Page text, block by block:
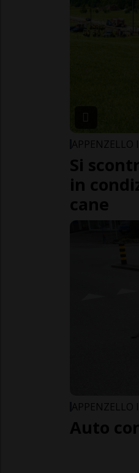
APPENZELLO
Si
in
cane
APPENZELLO
Auto